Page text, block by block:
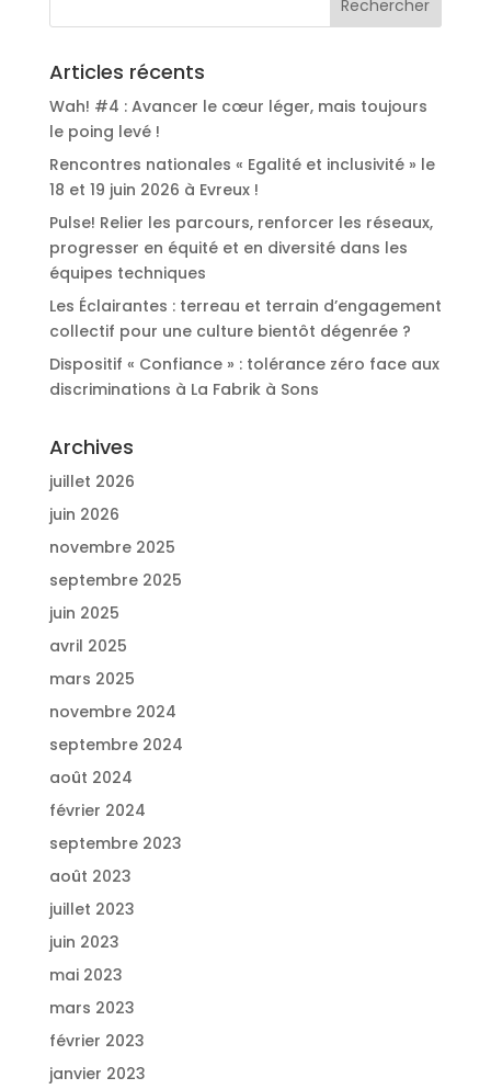
Articles récents
Wah! #4 : Avancer le cœur léger, mais toujours
le poing levé !
Rencontres nationales « Egalité et inclusivité » le
18 et 19 juin 2026 à Evreux !
Pulse! Relier les parcours, renforcer les réseaux,
progresser en équité et en diversité dans les
équipes techniques
Les Éclairantes : terreau et terrain d’engagement
collectif pour une culture bientôt dégenrée ?
Dispositif « Confiance » : tolérance zéro face aux
discriminations à La Fabrik à Sons
Archives
juillet 2026
juin 2026
novembre 2025
septembre 2025
juin 2025
avril 2025
mars 2025
novembre 2024
septembre 2024
août 2024
février 2024
septembre 2023
août 2023
juillet 2023
juin 2023
mai 2023
mars 2023
février 2023
janvier 2023